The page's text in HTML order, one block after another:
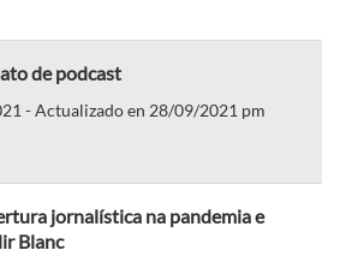
de podcast
- Actualizado en 28/09/2021 pm
jornalística na pandemia e
Blanc